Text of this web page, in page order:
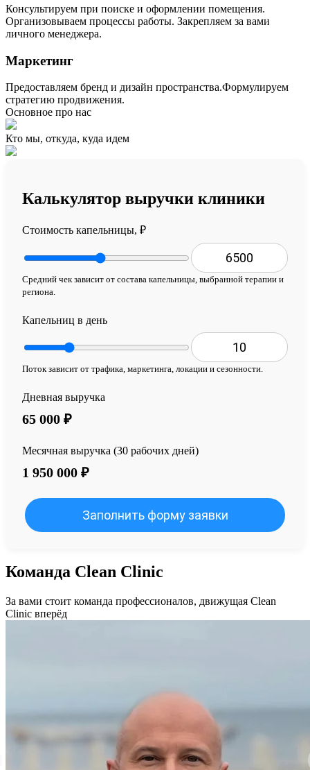
Консультируем при поиске и оформлении помещения.
Организовываем процессы работы. Закрепляем за вами
личного менеджера.
Маркетинг
Предоставляем бренд и дизайн пространства.Формулируем
стратегию продвижения.
Основное про нас
Кто мы, откуда, куда идем
Калькулятор выручки клиники
Стоимость капельницы, ₽
Средний чек зависит от состава капельницы, выбранной терапии и
региона.
Капельниц в день
Поток зависит от трафика, маркетинга, локации и сезонности.
Дневная выручка
65 000 ₽
Месячная выручка (30 рабочих дней)
1 950 000 ₽
Заполнить форму заявки
Команда Clean Clinic
За вами стоит команда профессионалов, движущая Clean
Clinic вперёд